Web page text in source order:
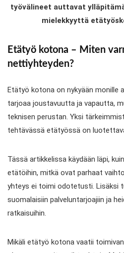
työvälineet auttavat
mielekkyyttä
Etätyö kotona – Miten
nettiyhteyden?
Etätyö kotona on nykyään monille
tarjoaa joustavuutta ja vapautta,
teknisen perustan. Yksi
tehtävässä etätyössä on
Tässä artikkelissa käydään läpi,
etätöihin, mitkä ovat parhaat
yhteys ei toimi odotetusti. Lisäksi
suomalaisiin palveluntarjoajiin ja
ratkaisuihin.
Mikäli etätyö kotona vaatii